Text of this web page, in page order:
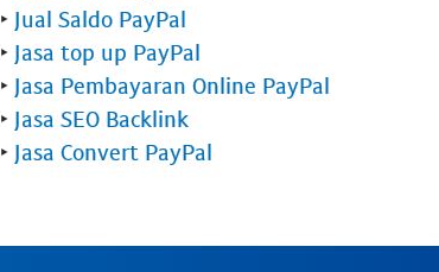
‣ Jual Saldo PayPal
‣ Jasa top up PayPal
‣ Jasa Pembayaran Online PayPal
‣ Jasa SEO Backlink
‣ Jasa Convert PayPal